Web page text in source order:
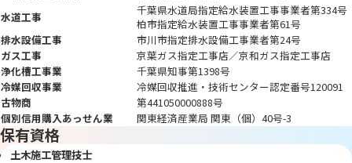
水道工事
千葉県水道局指定給水装置工事事業者第334号
柏市指定給水装置工事事業者第61号
排水設備工事
市川市指定排水設備工事業者第24号
ガス工事
京葉ガス指定工事店／京和ガス指定工事店
浄化槽工事業
千葉県知事第1398号
冷媒回収事業
冷媒回収推進・技術センター認定番号120091
古物商
第441050000888号
個別信用購入あっせん業
関東経済産業局 関東（個）40号-3
保有資格
土木施工管理技士